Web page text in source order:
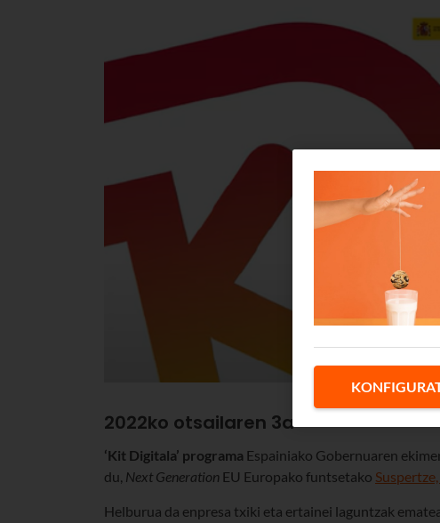
2022ko otsailaren 3a
‘Kit Digitala’ programa Espainiako Gobernuaren
du, Next Generation EU Europako funtsetako
Helburua da enpresa txiki eta ertainei laguntzak